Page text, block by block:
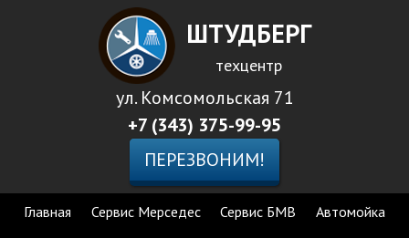
ШТУДБЕРГ
техцентр
ул. Комсомольская 71
+7 (343) 375-99-95
ПЕРЕЗВОНИМ!
Главная Сервис Мерседес Сервис БМВ
Автомойка